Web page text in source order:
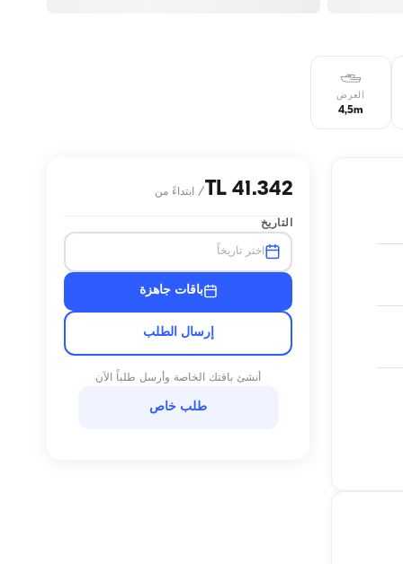
العرض
4,5m
41.342 TL
/ ابتداءً من
التاريخ
اختر تاريخاً
باقات جاهزة
إرسال الطلب
أنشئ باقتك الخاصة وأرسل طلباً الآن
طلب خاص